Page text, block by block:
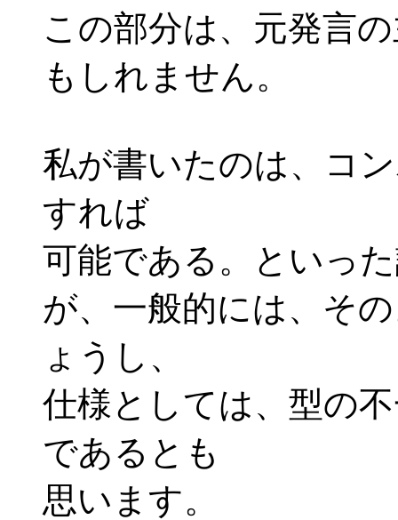
この部分は、元発言
もしれません。
私が書いたのは、コ
すれば
可能である。といっ
が、一般的には、そ
ょうし、
仕様としては、型の
であるとも
思います。